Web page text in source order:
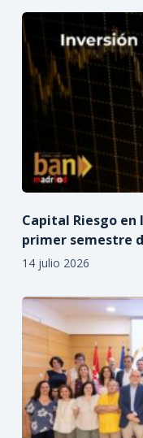
Capital Riesgo en
primer semestre
14 julio 2026